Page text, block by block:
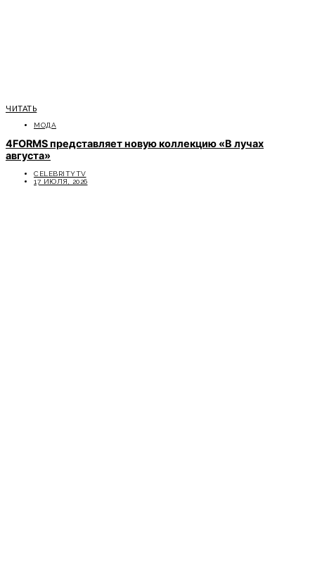
ЧИТАТЬ
МОДА
4FORMS представляет новую коллекцию «В лучах
августа»
CELEBRITYTV
17 ИЮЛЯ, 2026